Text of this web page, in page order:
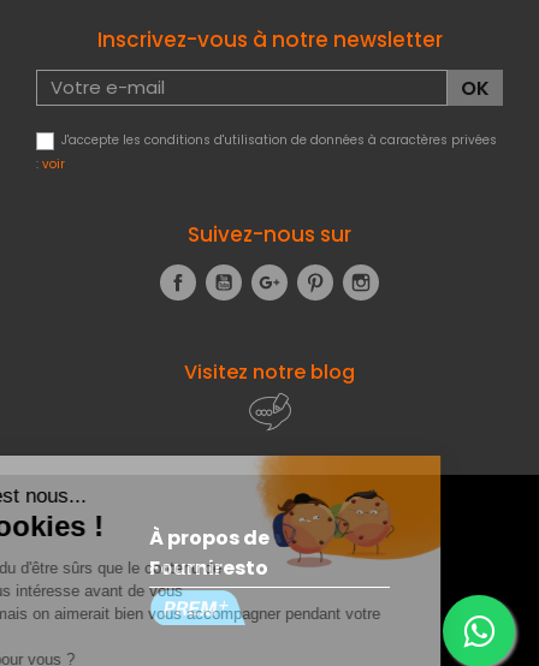
Inscrivez-vous à notre newsletter
J'accepte les conditions d'utilisation de données à caractères privées
: voir
Suivez-nous sur
FacebookYouTubeGoogle+Pinterest
Visitez notre blog
À propos de
Fourniresto